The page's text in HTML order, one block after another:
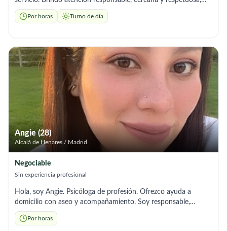
enfocada en el bienestar, la compañía y la calidad de vida de
cada persona que cuido. Mi objetivo es ofrecer tranquilidad a
Por horas Turno de día
Angie (28)
Alcalá de Henares / Madrid
Negociable
Sin experiencia profesional
Hola, soy Angie. Psicóloga de profesión. Ofrezco ayuda a
domicilio con aseo y acompañamiento. Soy responsable,
paciente y comprometida, con facilidad para generar vínculos
de confianza tanto con los usuarios como con sus familias. Me
Por horas